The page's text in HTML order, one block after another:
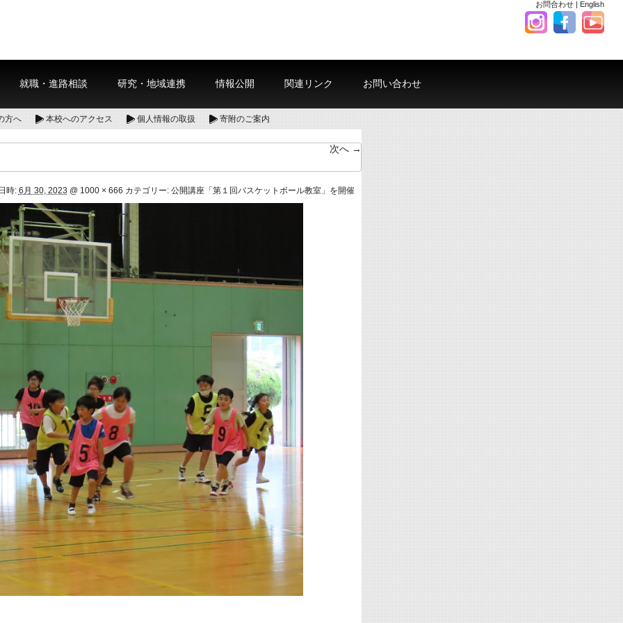
お問合わせ | English
就職・進路相談 研究・地域連携 情報公開 関連リンク お問い合わせ
方へ 本校へのアクセス 個人情報の取扱 寄附のご案内
次へ →
時: 6月 30, 2023 @ 1000 × 666 カテゴリー: 公開講座「第１回バスケットボール教室」を開催